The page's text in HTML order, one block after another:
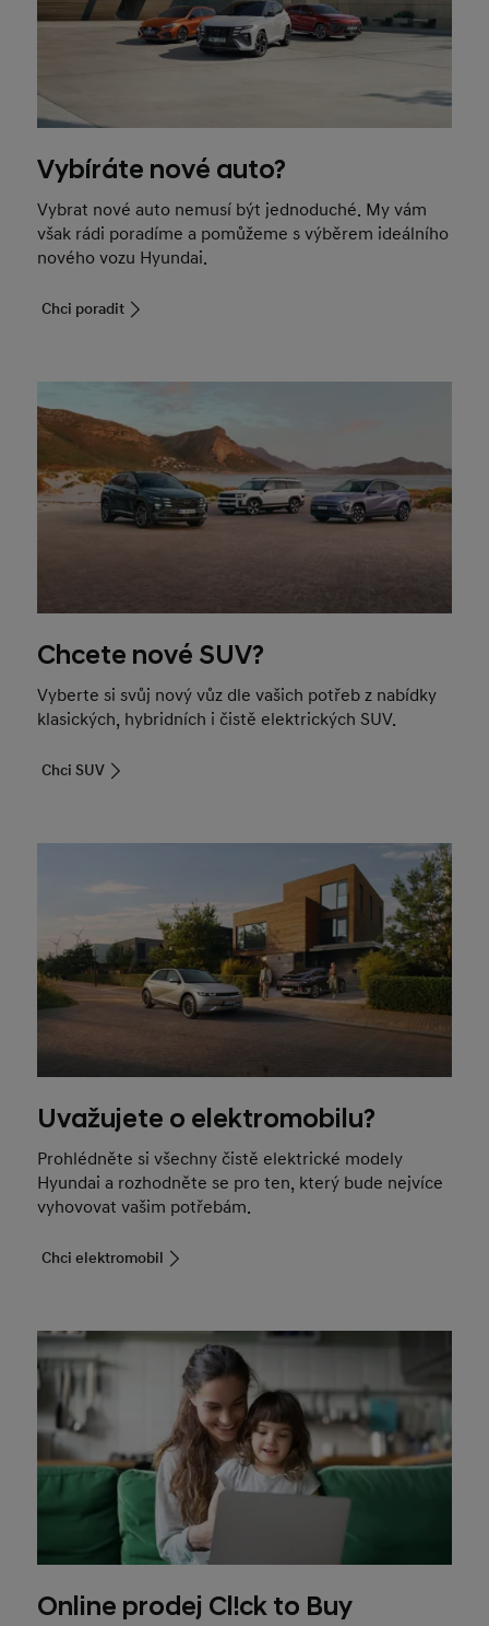
Vybíráte nové auto?
Vybrat nové auto nemusí být jednoduché. My vám
však rádi poradíme a pomůžeme s výběrem ideálního
nového vozu Hyundai.
Chci poradit
Chcete nové SUV?
Vyberte si svůj nový vůz dle vašich potřeb z nabídky
klasických, hybridních i čistě elektrických SUV.
Chci SUV
Uvažujete o elektromobilu?
Prohlédněte si všechny čistě elektrické modely
Hyundai a rozhodněte se pro ten, který bude nejvíce
vyhovovat vašim potřebám.
Chci elektromobil
Online prodej Cl!ck to Buy